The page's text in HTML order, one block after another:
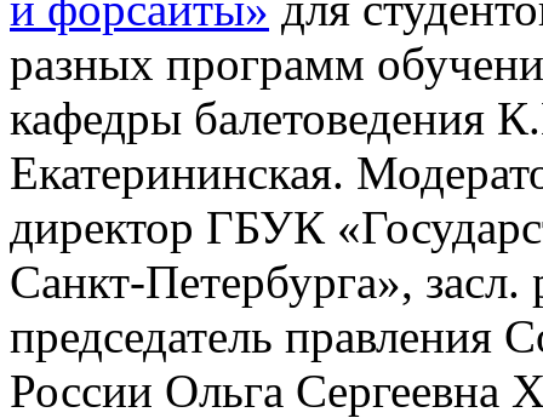
разных программ
кафедры балетоведения
Екатерининская.
директор ГБУК
Санкт-Петербурга»,
председатель правления
России Ольга Сергеевна